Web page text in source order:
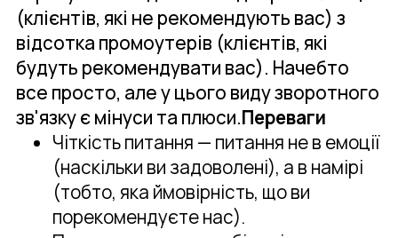
(клієнтів, які не рекомендують вас) з
відсотка промоутерів (клієнтів, які
будуть рекомендувати вас). Начебто
все просто, але у цього виду зворотного
зв'язку є мінуси та плюси.Переваги
Чіткість питання — питання не в емоції
(наскільки ви задоволені), а в намірі
(тобто, яка ймовірність, що ви
порекомендуєте нас).